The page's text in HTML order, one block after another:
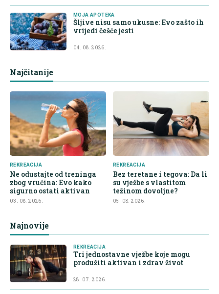
MOJA APOTEKA
Šljive nisu samo ukusne: Evo zašto ih
vrijedi češće jesti
04. 08. 2026.
Najčitanije
REKREACIJA
Ne odustajte od treninga
zbog vrućina: Evo kako
sigurno ostati aktivan
03. 08. 2026.
REKREACIJA
Bez teretane i tegova: Da li
su vježbe s vlastitom
težinom dovoljne?
05. 08. 2026.
Najnovije
REKREACIJA
Tri jednostavne vježbe koje mogu
produžiti aktivan i zdrav život
28. 07. 2026.